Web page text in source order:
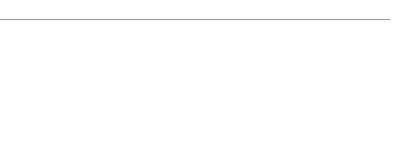
Vipps, Klarna och Google Pay.
debiteras kortet/fakturan.